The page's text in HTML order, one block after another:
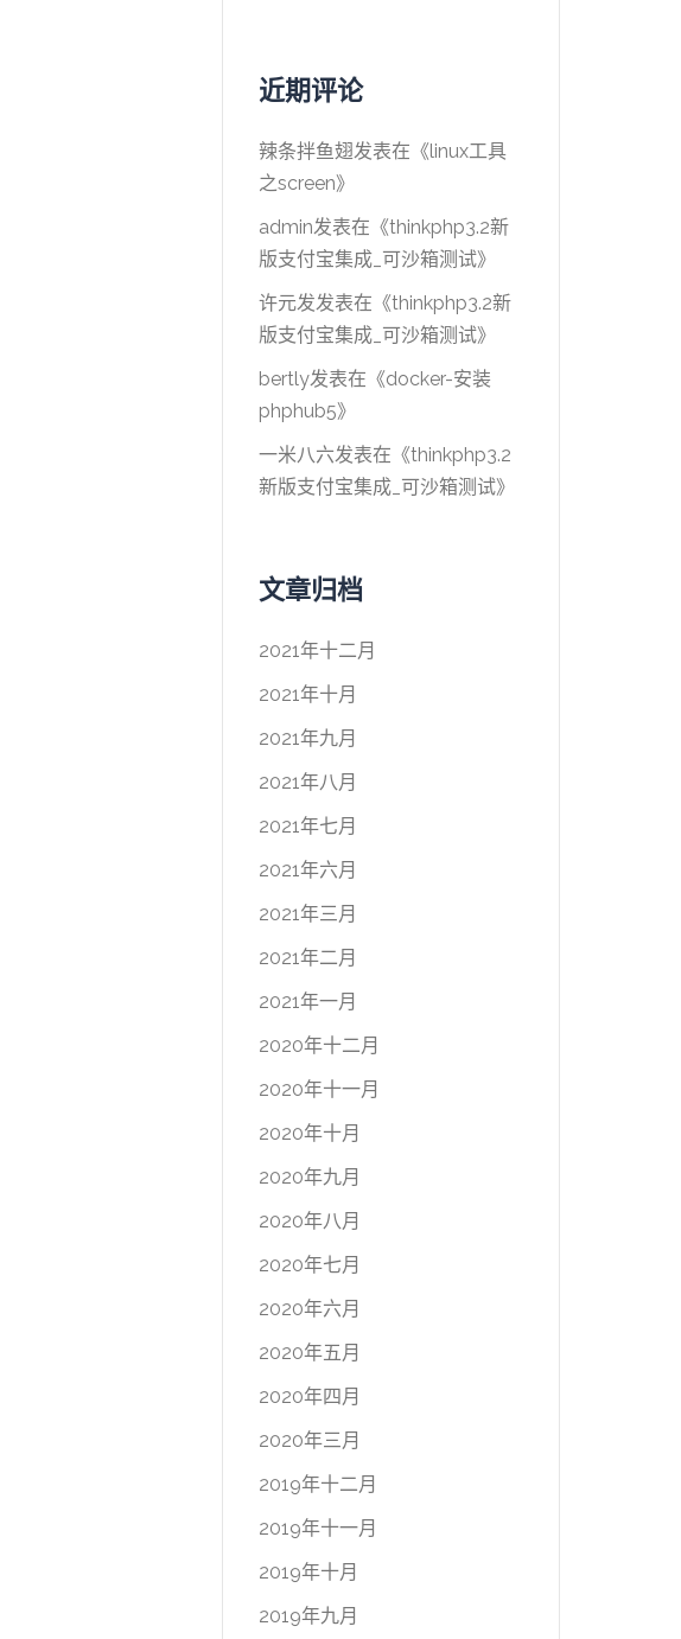
近期评论
辣条拌鱼翅发表在《linux工具
之screen》
admin发表在《thinkphp3.2新
版支付宝集成_可沙箱测试》
许元发发表在《thinkphp3.2新
版支付宝集成_可沙箱测试》
bertly发表在《docker-安装
phphub5》
一米八六发表在《thinkphp3.2
新版支付宝集成_可沙箱测试》
文章归档
2021年十二月
2021年十月
2021年九月
2021年八月
2021年七月
2021年六月
2021年三月
2021年二月
2021年一月
2020年十二月
2020年十一月
2020年十月
2020年九月
2020年八月
2020年七月
2020年六月
2020年五月
2020年四月
2020年三月
2019年十二月
2019年十一月
2019年十月
2019年九月